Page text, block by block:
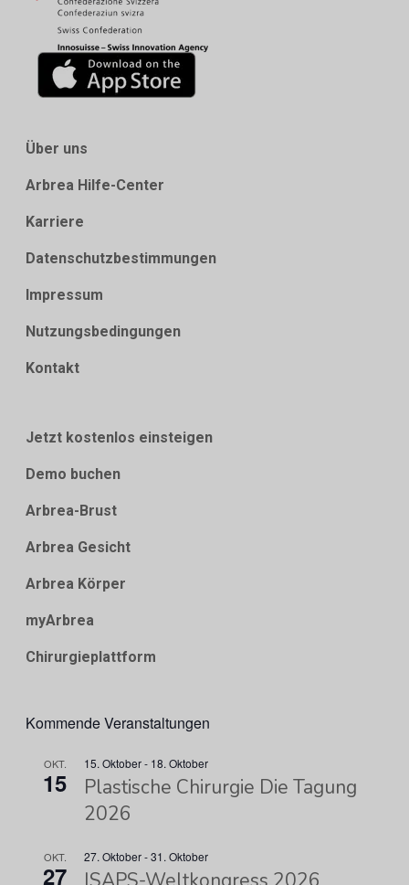
Über uns
Arbrea Hilfe-Center
Karriere
Datenschutzbestimmungen
Impressum
Nutzungsbedingungen
Kontakt
Jetzt kostenlos einsteigen
Demo buchen
Arbrea-Brust
Arbrea Gesicht
Arbrea Körper
myArbrea
Chirurgieplattform
Kommende Veranstaltungen
OKT.
15
15. Oktober- 18. Oktober
Plastische Chirurgie Die Tagung
2026
OKT.
27
27. Oktober-31. Oktober